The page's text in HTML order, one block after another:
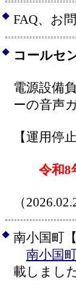
◆ FAQ、お
◆ コールセ
電源設備
ーの音声
【運用停
令和8
（
◆ 南小国町
南小国
載しまし